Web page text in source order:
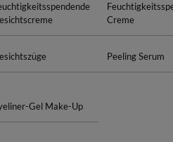
Creme
Peeling Serum
Gel Make-Up